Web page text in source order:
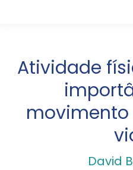
Atividade
David